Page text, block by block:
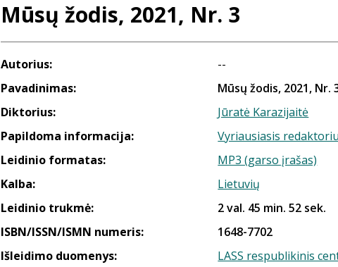
Mūsų žodis, 2021, Nr. 3
Autorius:
--
Pavadinimas:
Mūsų žodis, 2021, Nr.
Diktorius:
Jūratė Karazijaitė
Papildoma informacija:
Vyriausiasis
Leidinio formatas:
MP3 (garso įrašas)
Kalba:
Lietuvių
Leidinio trukmė:
2 val. 45 min. 52 sek.
ISBN/ISSN/ISMN numeris:
1648-7702
Išleidimo duomenys:
LASS respublikinis